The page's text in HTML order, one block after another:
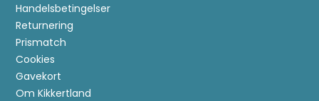
Handelsbetingelser
Returnering
Prismatch
Cookies
Gavekort
Om Kikkertland